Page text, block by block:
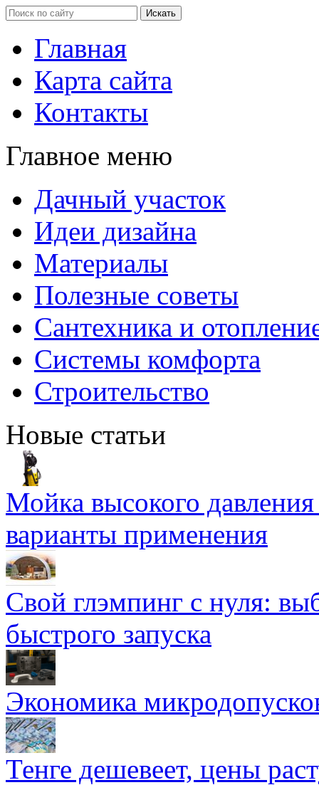
Главная
Карта сайта
Контакты
Главное меню
Дачный участок
Идеи дизайна
Материалы
Полезные советы
Сантехника и
Системы комфорта
Строительство
Новые статьи
Мойка высокого
варианты применения
Свой глэмпинг с нуля:
быстрого запуска
Экономика
Тенге дешевеет, цены